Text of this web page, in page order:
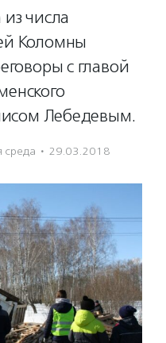
числа
Коломны
с главой
Лебедевым.
· 29.03.2018